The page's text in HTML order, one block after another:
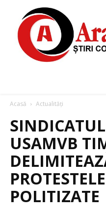
Acasă Actualități
USAMVB
POLITIZATE